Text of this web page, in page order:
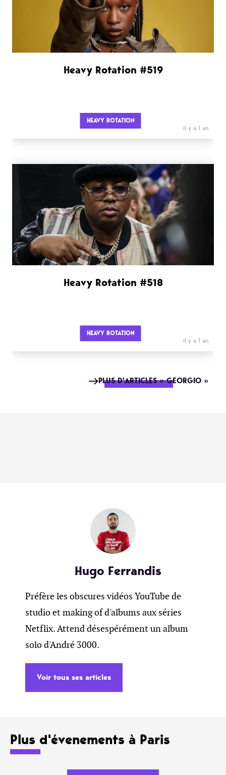
Heavy Rotation #519
HEAVY ROTATION
il y a 1 an
Heavy Rotation #518
HEAVY ROTATION
il y a 1 an
PLUS D'ARTICLES « GEORGIO »
Hugo Ferrandis
Préfère les obscures vidéos YouTube de
studio et making of d'albums aux séries
Netflix. Attend désespérément un album
solo d'André 3000.
Voir tous ses articles
Plus d'évenements à Paris